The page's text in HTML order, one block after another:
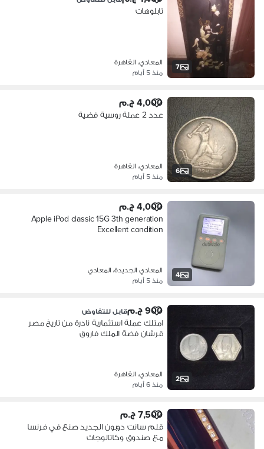
7
تابلوهات
المعادي، القاهرة
منذ 5 أيام
6
4,000 ج.م
عدد 2 عملة روسية فضية
المعادي، القاهرة
منذ 5 أيام
4
4,000 ج.م
Apple iPod classic 15G 3th generation
Excellent condition
المعادي الجديدة، المعادي
منذ 5 أيام
2
900 ج.م قابل للتفاوض
امتلك عملة استثمارية نادرة من تاريخ مصر
قرشان فضة الملك فاروق
المعادي، القاهرة
منذ 6 أيام
7,500 ج.م
قلم سانت دوبون الجديد صنع في فرنسا
مع صندوق وكاتالوجات